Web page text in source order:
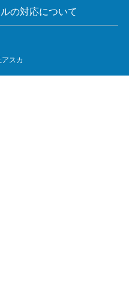
の対応について
スカ